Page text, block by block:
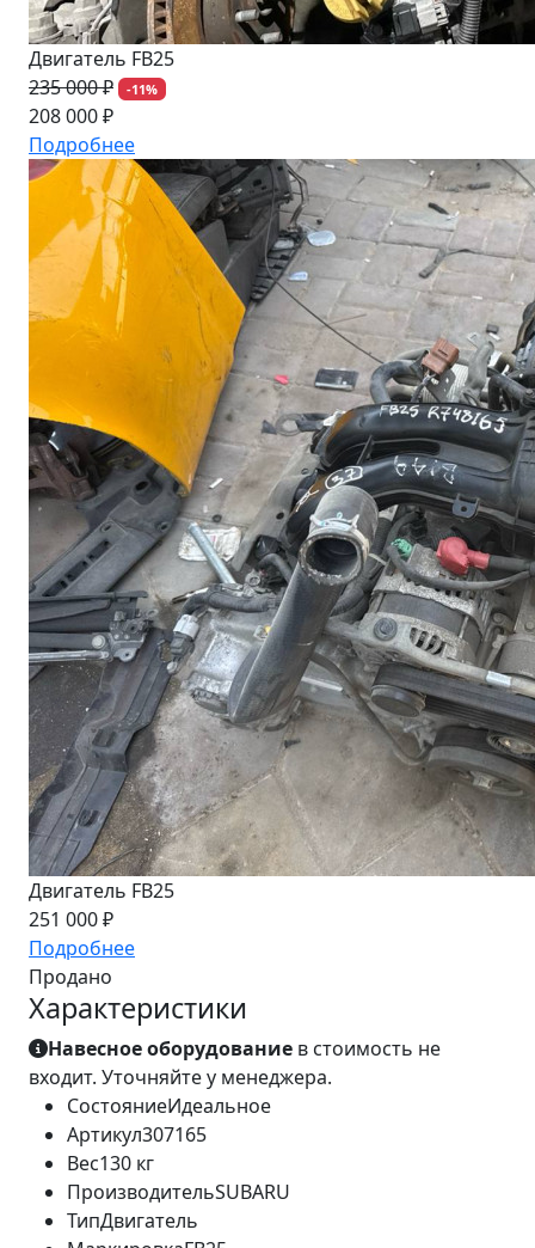
Двигатель FB25
235 000 ₽
-11%
208 000 ₽
Подробнее
Двигатель FB25
251 000 ₽
Подробнее
Продано
Характеристики
Навесное оборудование в стоимость не
входит. Уточняйте у менеджера.
СостояниеИдеальное
Артикул307165
Вес130 кг
ПроизводительSUBARU
ТипДвигатель